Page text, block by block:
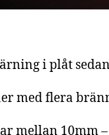
i plåt
med flera
mellan 10mm